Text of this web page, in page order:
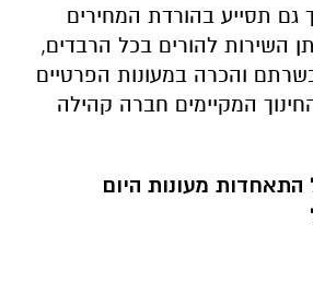
גם תסייע בהורדת המחירים
השירות להורים בכל הרבדים,
והכרה במעונות הפרטיים
המקיימים חברה קהילה
התאחדות מעונות היום